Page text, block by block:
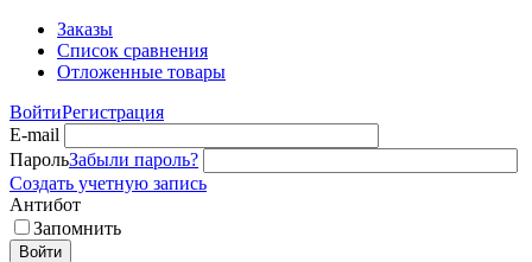
Заказы
Список сравнения
Отложенные товары
ВойтиРегистрация
E-mail
ПарольЗабыли пароль?
Создать учетную запись
Антибот
Запомнить
Войти